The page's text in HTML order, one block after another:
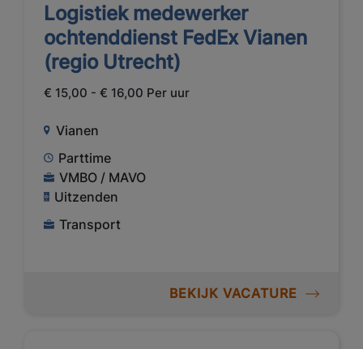
Logistiek medewerker
ochtenddienst FedEx Vianen
(regio Utrecht)
€ 15,00 - € 16,00 Per uur
Vianen
Parttime
VMBO / MAVO
Uitzenden
Transport
BEKIJK VACATURE